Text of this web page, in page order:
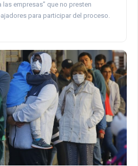
empresas” que no presten
para participar del proceso.